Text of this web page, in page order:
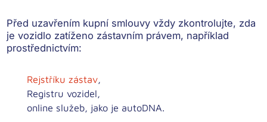
Před uzavřením kupní smlouvy vždy zkontrolujte, zda
je vozidlo zatíženo zástavním právem, například
prostřednictvím:
Rejstříku zástav,
Registru vozidel,
online služeb, jako je autoDNA.